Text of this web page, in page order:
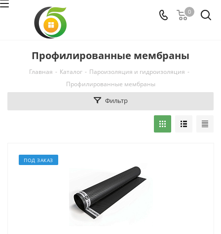
0
Профилированные мембраны
Главная - Каталог - Пароизоляция и гидроизоляция -
Профилированные мембраны
Фильтр
ПОД ЗАКАЗ